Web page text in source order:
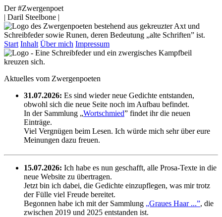
Der #Zwergenpoet
| Daril Steelbone |
Start Inhalt Über mich Impressum
Aktuelles vom Zwergenpoeten
31.07.2026: Es sind wieder neue Gedichte entstanden,
obwohl sich die neue Seite noch im Aufbau befindet.
In der Sammlung „Wortschmied” findet ihr die neuen
Einträge.
Viel Vergnügen beim Lesen. Ich würde mich sehr über eure
Meinungen dazu freuen.
15.07.2026: Ich habe es nun geschafft, alle Prosa-Texte in die
neue Website zu übertragen.
Jetzt bin ich dabei, die Gedichte einzupflegen, was mir trotz
der Fülle viel Freude bereitet.
Begonnen habe ich mit der Sammlung „Graues Haar ...”, die
zwischen 2019 und 2025 entstanden ist.